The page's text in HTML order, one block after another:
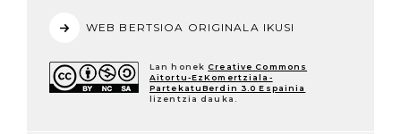
WEB BERTSIOA ORIGINALA IKUSI
Lan honek Creative Commons
Aitortu-EzKomertziala-
PartekatuBerdin 3.0 Espainia
lizentzia dauka.